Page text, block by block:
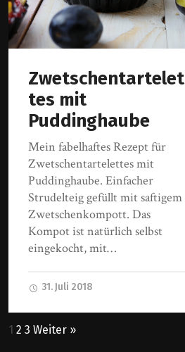
Zwetschentartelet
tes mit
Puddinghaube
Mein fabelhaftes Rezept für
Zwetschentartelettes mit
Puddinghaube. Einfacher
Strudelteig gefüllt mit saftigem
Zwetschenkompott. Das
Kompot ist natürlich selbst
eingekocht, mit…
31. Juli 2018
1 2 3 Weiter »